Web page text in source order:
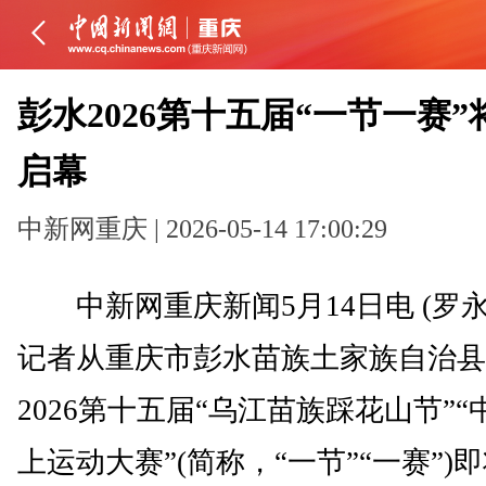
彭水2026第十五届“一节一赛”
启幕
中新网重庆 | 2026-05-14 17:00:29
中新网重庆新闻5月14日电 (罗
记者从重庆市彭水苗族土家族自治
2026第十五届“乌江苗族踩花山节”“
上运动大赛”(简称，“一节”“一赛”)